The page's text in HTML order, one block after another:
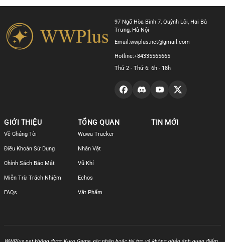
97 Ngõ Hòa Bình 7, Quỳnh Lôi, Hai Bà
Trưng, Hà Nội
Email:wwplus.net@gmail.com
Hotline:+84335565665
Thứ 2 - Thứ 6: 6h - 18h
GIỚI THIỆU
Về Chúng Tôi
Điều Khoản Sử Dụng
Chính Sách Bảo Mật
Miễn Trừ Trách Nhiệm
FAQs
TỔNG QUAN
Wuwa Tracker
Nhân Vật
Vũ Khí
Echos
Vật Phẩm
TIN MỚI